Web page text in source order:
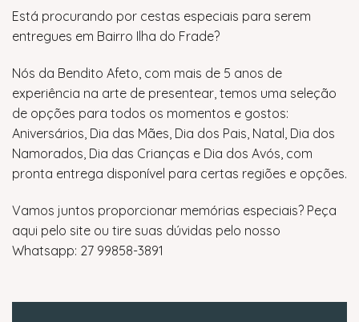
Está procurando por cestas especiais para serem
entregues em Bairro Ilha do Frade?
Nós da Bendito Afeto, com mais de 5 anos de
experiência na arte de presentear, temos uma seleção
de opções para todos os momentos e gostos:
Aniversários, Dia das Mães, Dia dos Pais, Natal, Dia dos
Namorados, Dia das Crianças e Dia dos Avós, com
pronta entrega disponível para certas regiões e opções.
Vamos juntos proporcionar memórias especiais? Peça
aqui pelo site ou tire suas dúvidas pelo nosso
Whatsapp: 27 99858-3891